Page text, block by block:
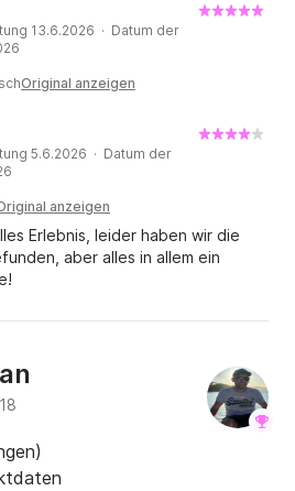
13.6.2026 · Datum der
Original anzeigen
5.6.2026 · Datum der
anzeigen
Erlebnis, leider haben wir die
aber alles in allem ein
)